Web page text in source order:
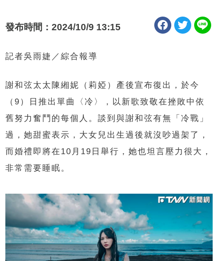
發布時間：2024/10/9 13:15
記者吳雨婕／綜合報導
謝和弦太太陳緗妮（莉婭）產後宣布復出，於今
（9）日推出單曲〈冷〉，以新歌致敬在挫敗中依
舊努力奮鬥的每個人。談到與謝和弦有無「冷戰」
過，她甜蜜表示，大女兒出生過後就沒吵過架了，
而婚禮即將在10月19日舉行，她也坦言壓力很大，
非常需要睡眠。